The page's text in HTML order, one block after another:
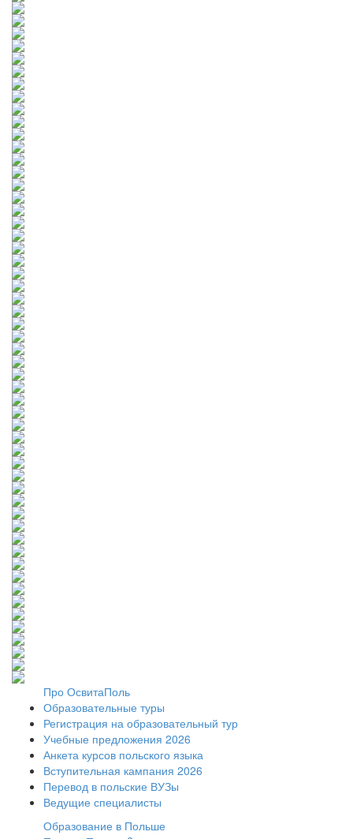
Про ОсвитаПоль
Образовательные туры
Регистрация на образовательный тур
Учебные предложения 2026
Анкета курсов польского языка
Вступительная кампания 2026
Перевод в польские ВУЗы
Ведущие специалисты
Образование в Польше